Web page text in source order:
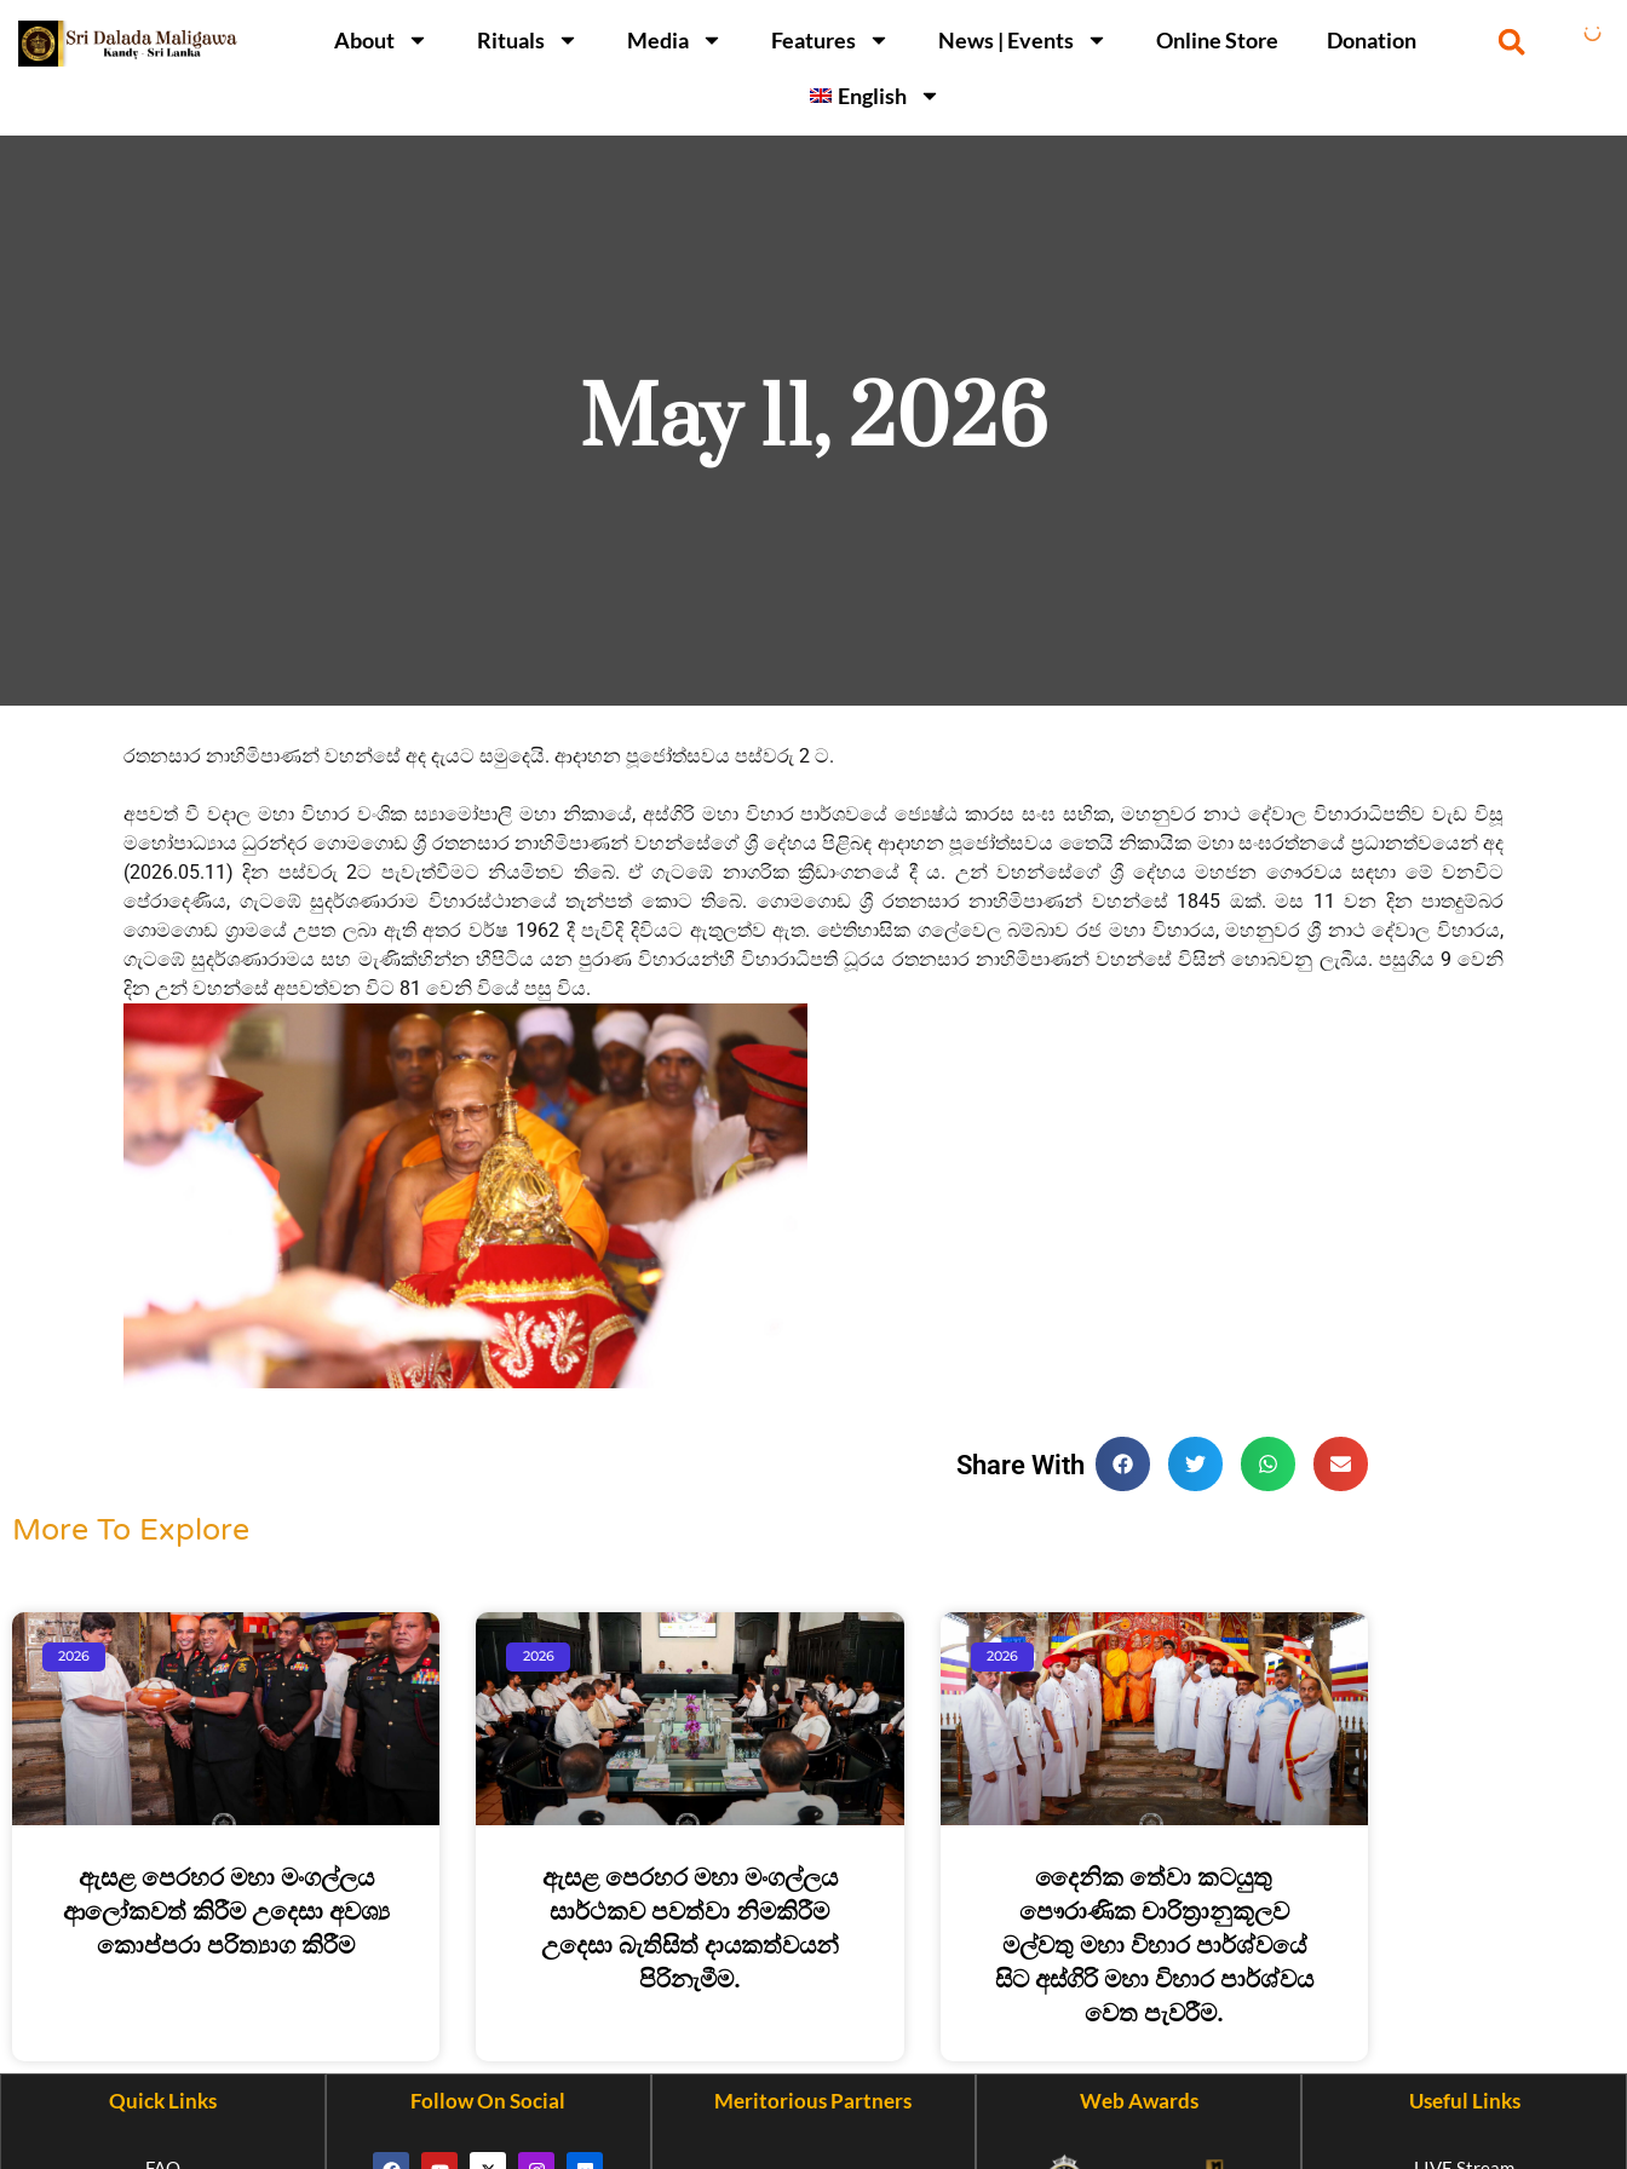
About Rituals Media Features News | Events Online Store Donation
English
May 11, 2026
රතනසාර නාහිමිපාණන් වහන්සේ අද දැයට සමුදෙයි. ආදාහන පූජෝත්සවය පස්වරු 2 ට.
අපවත් වී වදාල මහා විහාර වංශික ස්‍යාමෝපාලි මහා නිකායේ, අස්ගිරි මහා විහාර පාර්ශවයේ ‍ජ්‍යෙෂ්ඨ කාරස සංඝ සභික, ‍මහනුවර නාථ දේවාල විහාරාධිපතිව වැඩ විසූ
මහ‍ෝපාධ්‍යාය ධුරන්දර ගොමගොඩ ශ්‍රී රතනසාර නාහිමිපාණන් වහන්සේගේ ශ්‍රී දේහය පිළිබඳ ආදාහන පූජෝත්සවය තෛයි නිකායික මහා සංඝරත්නයේ ප්‍රධානත්වයෙන් අද
(2026.05.11) දින පස්වරු 2ට පැවැත්වීමට නියමිතව තිබේ. ඒ ගැටඹේ නාගරික ක්‍රීඩාංගනයේ දී ය. උන් වහන්සේගේ ශ්‍රී දේහය මහජන ගෞරවය සඳහා මේ වනවිට
පේරාදෙණිය, ගැටඹේ සුදර්ශණාරාම විහාරස්ථානයේ තැන්පත් කොට තිබේ. ගොමගොඩ ශ්‍රී රතනසාර නාහිමිපාණන් වහන්සේ 1845 ඔක්. මස 11 වන දින පාතදුම්බර
ගොමගොඩ ග්‍රාමයේ උපත ලබා ඇති අතර වර්ෂ 1962 දී පැවිදි දිවියට ඇතුලත්ව ඇත. ඓතිහාසික ගලේවෙල බම්බාව රජ මහා විහාරය, මහනුවර ශ්‍රී නාථ දේවාල විහාරය,
ගැටඹේ සුදර්ශණාරාමය සහ මැණික්හින්න හීපිටිය යන පුරාණ විහාරයන්හී විහාරාධිපති ධූරය රතනසාර නාහිමිපාණන් වහන්සේ විසින් හොබවනු ලැබීය. පසුගිය 9 වෙනි
දින උන් වහන්සේ අපවත්වන විට 81 වෙනි වියේ පසු විය.
Share With
More To Explore
2026
ඇසළ පෙරහර මහා මංගල්ලය
ආලෝකවත් කිරීම උදෙසා අවශ්‍ය
කොප්පරා පරිත්‍යාග කිරීම
2026
ඇසළ පෙරහර මහා මංගල්ලය
සාර්ථකව පවත්වා නිමකිරීම
උදෙසා බැතිසිත් දායකත්වයන්
පිරිනැමීම.
2026
දෛනික තේවා කටයුතු
පෞරාණික චාරිත්‍රානුකූලව
මල්වතු මහා විහාර පාර්ශ්වයේ
සිට අස්ගිරි මහා විහාර පාර්ශ්වය
වෙත පැවරීම.
Quick Links Follow On Social Meritorious Partners Web Awards Useful Links